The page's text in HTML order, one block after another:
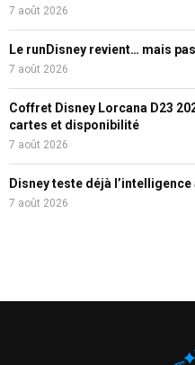
7 août 2026
Le runDisney revient… mais
7 août 2026
Coffret Disney Lorcana D23
cartes et disponibilité
7 août 2026
Disney teste déjà
7 août 2026